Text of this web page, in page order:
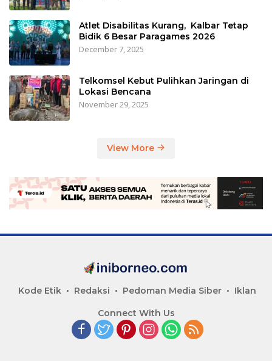
Atlet Disabilitas Kurang, Kalbar Tetap
Bidik 6 Besar Paragames 2026
December 7, 2025
Telkomsel Kebut Pulihkan Jaringan di
Lokasi Bencana
November 29, 2025
View More
Kode Etik Redaksi Pedoman Media Siber Iklan
Connect With Us